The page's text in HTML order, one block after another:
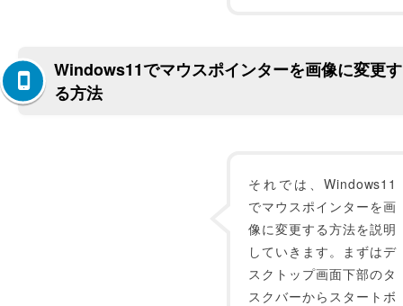
Windows11でマウスポインターを画像に変更す
る方法
それでは、Windows11
でマウスポインターを画
像に変更する方法を説明
していきます。まずはデ
スクトップ画面下部のタ
スクバーからスタートボ